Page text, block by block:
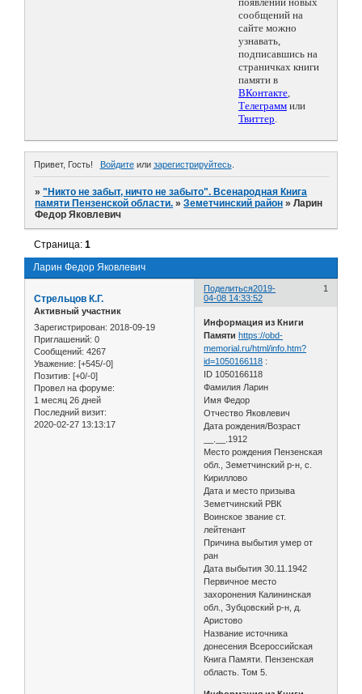
сообщений на
сайте можно
узнавать,
подписавшись на
страничках книги
памяти в
ВКонтакте,
Телеграмм или
Твиттер.
Привет, Гость! Войдитеили зарегистрируйтесь.
»"Никто не забыт, ничто не забыто". Всенародная Книга
памяти Пензенской области. »Земетчинский район »Ларин
Федор Яковлевич
Ларин Федор Яковлевич
Страница:1
Поделиться 1
2019-
04-08 14:33:52
Стрельцов К.Г.
Активный участник
Зарегистрирован: 2018-09-19
Приглашений: 0
Сообщений: 4267
Уважение: [+545/-0]
Позитив: [+0/-0]
Провел на форуме:
1 месяц 26 дней
Последний визит:
2020-02-27 13:13:17
Информация из Книги
Памяти https://obd-
memorial.ru/html/info.htm?
id=1050166118 :
ID 1050166118
Фамилия Ларин
Имя Федор
Отчество Яковлевич
Дата рождения/Возраст
__.__.1912
Место рождения Пензенская
обл., Земетчинский р-н, с.
Кириллово
Дата и место призыва
Земетчинский РВК
Воинское звание ст.
лейтенант
Причина выбытия умер от
ран
Дата выбытия 30.11.1942
Первичное место
захоронения Калининская
обл., Зубцовский р-н, д.
Аристово
Название источника
донесения Всероссийская
Книга Памяти. Пензенская
область. Том 5.